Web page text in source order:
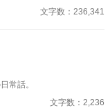
けた陣は、次第に自分の
"物語。
の信奉者達が暗躍する 意
文字数：236,341
常話。
文字数：2,236